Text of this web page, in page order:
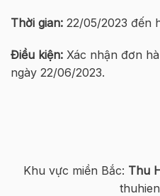
Thời gian: 22/05/2023 đến
Điều kiện: Xác nhận đơn
ngày 22/06/2023.
Khu vực miền Bắc: Thu